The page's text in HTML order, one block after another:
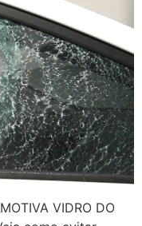
VIDRO DO